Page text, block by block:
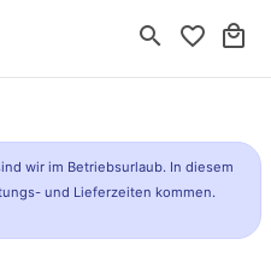
search favorite_border local_mall
wir im Betriebsurlaub. In diesem
und Lieferzeiten kommen.